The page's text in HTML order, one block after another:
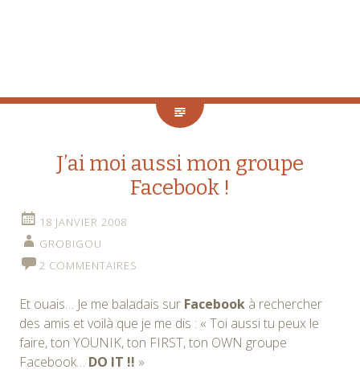
J’ai moi aussi mon groupe
Facebook !
18 JANVIER 2008
GROBIGOU
2 COMMENTAIRES
Et ouais… Je me baladais sur Facebook à rechercher
des amis et voilà que je me dis : « Toi aussi tu peux le
faire, ton YOUNIK, ton FIRST, ton OWN groupe
Facebook… DO IT !! »